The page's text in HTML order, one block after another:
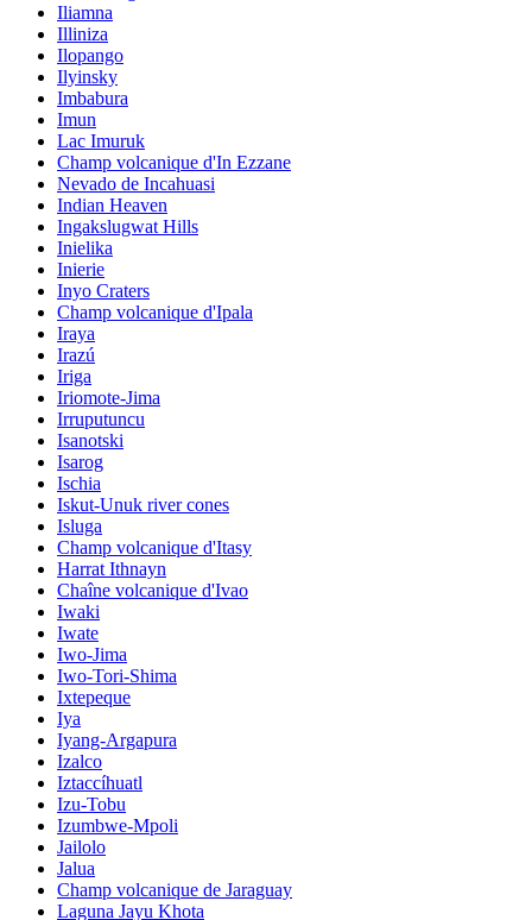
Iliamna
Illiniza
Ilopango
Ilyinsky
Imbabura
Imun
Lac Imuruk
Champ volcanique d'In Ezzane
Nevado de Incahuasi
Indian Heaven
Ingakslugwat Hills
Inielika
Inierie
Inyo Craters
Champ volcanique d'Ipala
Iraya
Irazú
Iriga
Iriomote-Jima
Irruputuncu
Isanotski
Isarog
Ischia
Iskut-Unuk river cones
Isluga
Champ volcanique d'Itasy
Harrat Ithnayn
Chaîne volcanique d'Ivao
Iwaki
Iwate
Iwo-Jima
Iwo-Tori-Shima
Ixtepeque
Iya
Iyang-Argapura
Izalco
Iztaccíhuatl
Izu-Tobu
Izumbwe-Mpoli
Jailolo
Jalua
Champ volcanique de Jaraguay
Laguna Jayu Khota